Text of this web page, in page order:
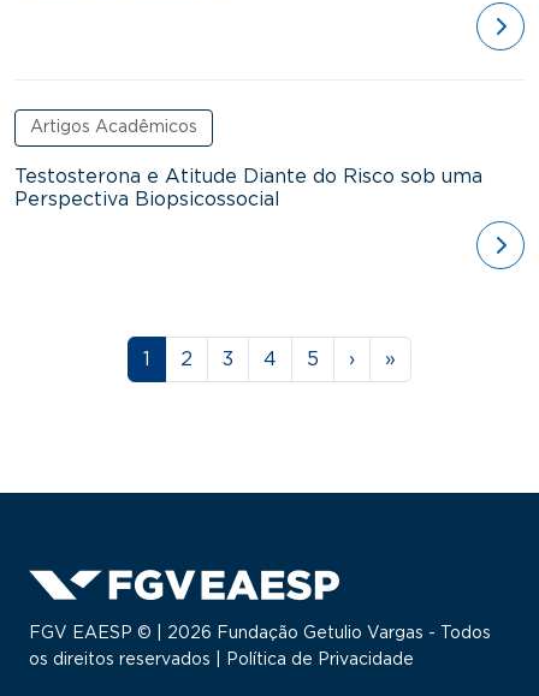
Artigos Acadêmicos
Testosterona e Atitude Diante do Risco sob uma
Perspectiva Biopsicossocial
Paginação
Página
1 Página
2 Página
3 Página
4 Página
5 Próxima página
› Última página
»
FGV EAESP © | 2026 Fundação Getulio Vargas - Todos
os direitos reservados |
Política de Privacidade